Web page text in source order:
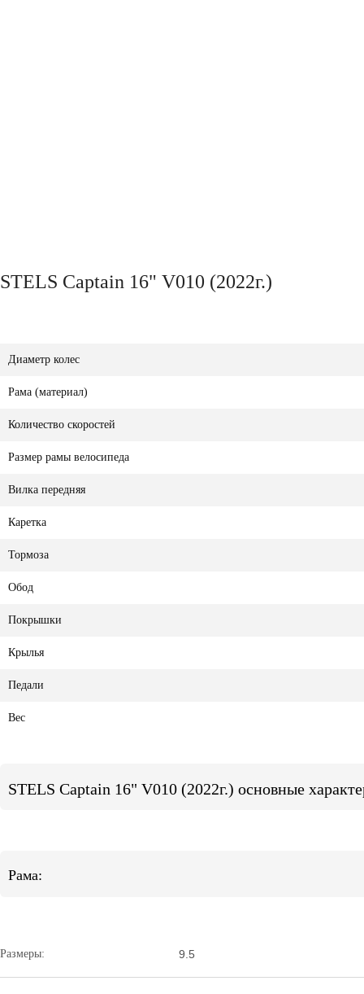
STELS Captain 16" V010 (2022г.)
Диаметр колес
Рама (материал)
Количество скоростей
Размер рамы велосипеда
Вилка передняя
Каретка
Тормоза
Обод
Покрышки
Крылья
Педали
Вес
STELS Captain 16" V010 (2022г.) основные
Рама:
Размеры: 9.5